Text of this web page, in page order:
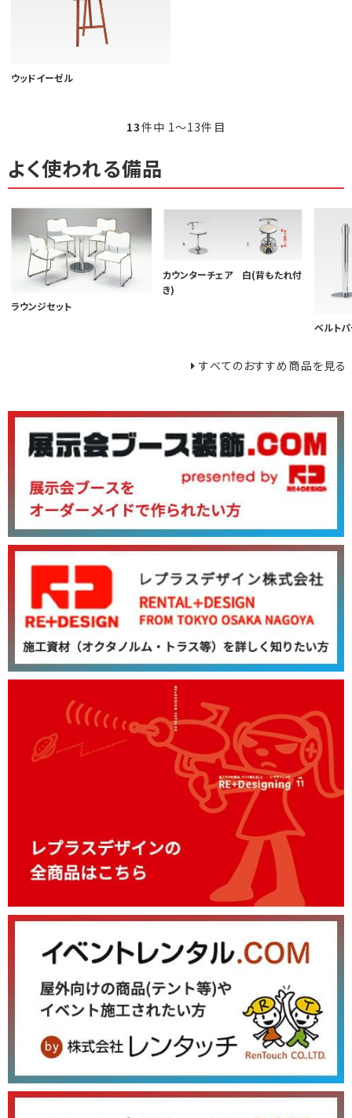
ウッドイーゼル
13件中 1〜13件目
よく使われる備品
ラウンジセット
カウンターチェア 白(背もたれ付
き)
ベルト
すべてのおすすめ商品を見る